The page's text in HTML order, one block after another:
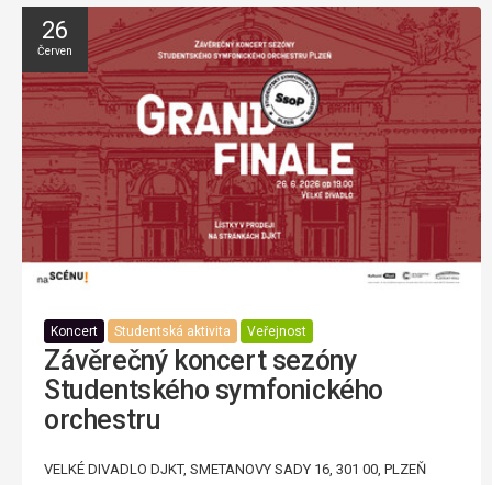
26
Červen
Koncert Studentská aktivita Veřejnost
Závěrečný koncert sezóny
Studentského symfonického
orchestru
VELKÉ DIVADLO DJKT, SMETANOVY SADY 16, 301 00, PLZEŇ